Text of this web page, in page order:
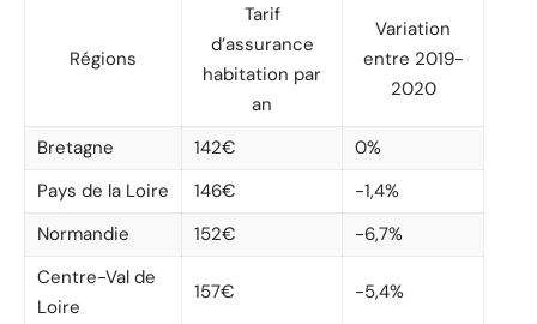
Régions
Tarif
d’assurance
habitation par
an
Variation
entre 2019-
2020
Bretagne 142€
0%
Pays de la Loire
146€
-1,4%
Normandie
152€
-6,7%
Centre-Val de
Loire
157€ -5,4%